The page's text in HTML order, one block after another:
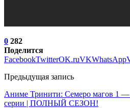
0 282
Поделится
FacebookTwitterOK.ruVKWhatsApp
Предыдущая запись
Аниме Тринити: Семеро магов 1 —
серии | ПОЛНЫЙ СЕЗОН!